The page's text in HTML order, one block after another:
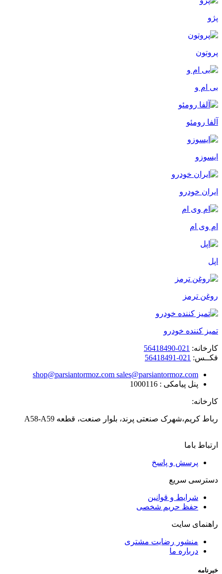
پژو
پروتون
بی ام و
آلفا رومئو
ایسوزو
ایران خودرو
ام وی ام
اپل
روغن ترمز
تمیز کننده خودرو
کارخانه: 021-56418490
فکــس: 021-56418491
shop@parsiantormoz.com sales@parsiantormoz.com
پنل پیامکی : 1000116
کارخانه:
رباط کریم،شهرک صنعتی پرند، بلوار صنعت، قطعه A58-A59
ارتباط باما
پرسش و پاسخ
دسترسی سریع
شرایط و قوانین
حفظ حریم شخصی
راهنمای سایت
منشور رضایت مشتری
درباره ما
خبرنامه